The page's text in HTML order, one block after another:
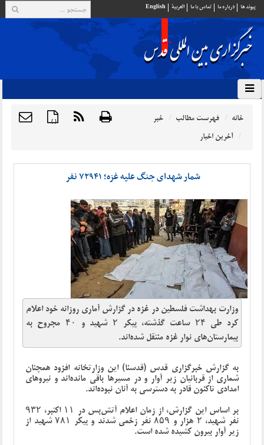
پيوند ها درباره ما تماس با ما العربية English
{ } خانه فهرست مطالب
خبر
آخرین اخبار
شمار شهدای جنگ علیه غزه؛ ۷۲۹۴۱ نفر
وزارت بهداشت فلسطین در غزه در گزارش آماری روزانه خود اعلام
کرد طی ۲۴ ساعت گذشته، پیکر ۲ شهید و ۴۰ مجروح به
بیمارستان‌های نوار غزه منتقل شده‌اند.
به گزارش خبرگزاری قدس (قدسنا) این وزارتخانه افزود همچنان
شماری از قربانیان زیر آوار و در مسیرها باقی مانده‌اند و نیروهای
امدادی تاکنون قادر به دسترسی به آنان نبوده‌اند.
بر اساس این گزارش، از زمان اعلام آتش‌بس در ۱۱ اکتبر، ۹۳۲
نفر شهید، ۲ هزار و ۸۵۹ نفر زخمی شدند و پیکر ۷۸۱ شهید از
زیر آوار بیرون کشیده شده است.